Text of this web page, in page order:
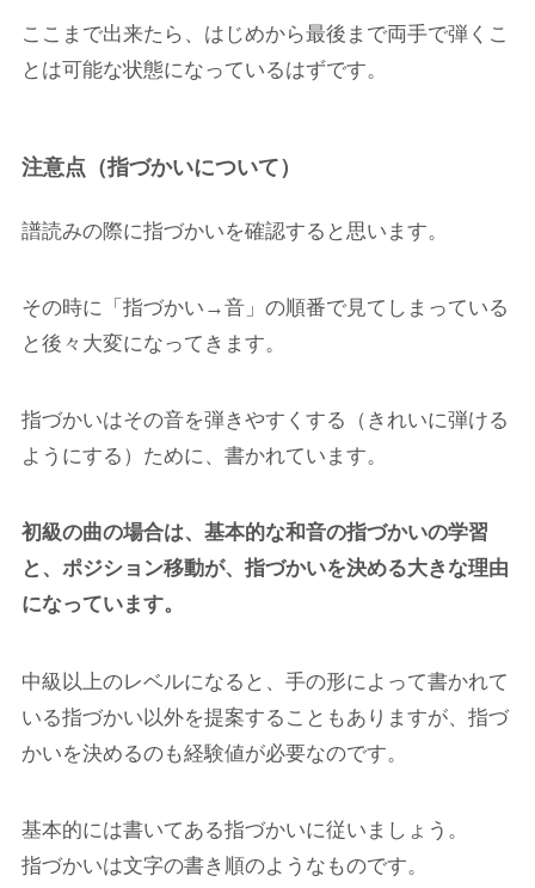
ここまで出来たら、はじめから最後まで両手で弾くこ
とは可能な状態になっているはずです。
注意点（指づかいについて）
譜読みの際に指づかいを確認すると思います。
その時に「指づかい→音」の順番で見てしまっている
と後々大変になってきます。
指づかいはその音を弾きやすくする（きれいに弾ける
ようにする）ために、書かれています。
初級の曲の場合は、基本的な和音の指づかいの学習
と、ポジション移動が、指づかいを決める大きな理由
になっています。
中級以上のレベルになると、手の形によって書かれて
いる指づかい以外を提案することもありますが、 指づ
かいを決めるのも経験値が必要なのです。
基本的には書いてある指づかいに従いましょう。
指づかいは文字の書き順のようなものです。